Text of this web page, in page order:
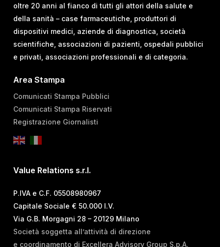
oltre 20 anni al fianco di tutti gli attori della salute e
della sanità – case farmaceutiche, produttori di
dispositivi medici, aziende di diagnostica, società
scientifiche, associazioni di pazienti, ospedali pubblici
e privati, associazioni professionali e di categoria.
Area Stampa
Comunicati Stampa Pubblici
Comunicati Stampa Riservati
Registrazione Giornalisti
Value Relations s.r.l.
P.IVA e C.F. 05508980967
Capitale Sociale € 50.000 I.V.
Via G.B. Morgagni 28 – 20129 Milano
Società soggetta all’attività di direzione
e coordinamento di Excellera Advisory Group S.p.A.